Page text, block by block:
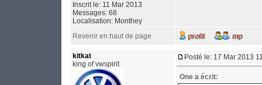
Inscrit le: 11 Mar 2013
Messages: 68
Localisation: Monthey
Revenir en haut de page
kitkat
king of vwspirit
Posté le: 17 Mar 2013
One a écrit: